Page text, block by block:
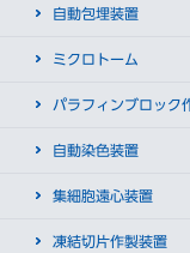
自動包埋装置
ミクロトーム
パラフィンブロック
自動染色装置
集細胞遠心装置
凍結切片作製装置